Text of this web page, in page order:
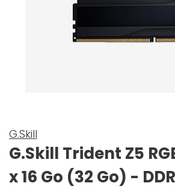
G.Skill
G.Skill Trident Z5
x 16 Go (32 Go) -